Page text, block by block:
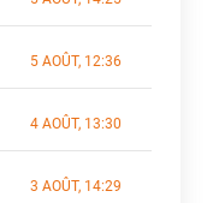
5 AOÛT, 12:36
4 AOÛT, 13:30
3 AOÛT, 14:29